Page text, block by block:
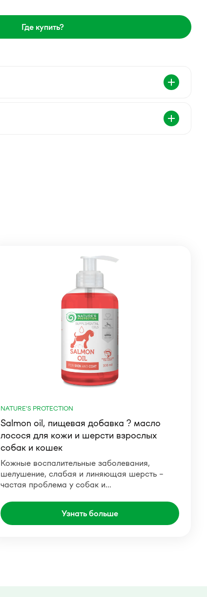
Где купить?
NATURE'S PROTECTION
Salmon oil, пищевая добавка ? масло
лосося для кожи и шерсти взрослых
собак и кошек
Кожные воспалительные заболевания,
шелушение, слабая и линяющая шерсть –
частая проблема у собак и…
Узнать больше